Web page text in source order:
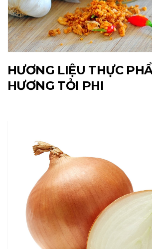
HƯƠNG LIỆU THỰC
HƯƠNG TỎI PHI